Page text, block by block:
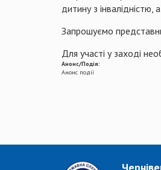
дитину з
Запрошуємо
Для участі у заході
Анонс/Подія:
Анонс події